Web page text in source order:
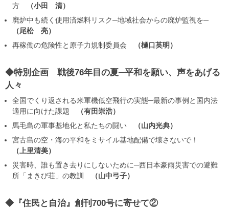
方
小田 清
廃炉中も続く使用済燃料リスク─地域社会からの廃炉監視を─
尾松 亮
再稼働の危険性と原子力規制委員会
樋口英明
◆特別企画 戦後76年目の夏─平和を願い、声をあげる
人々
全国でくり返される米軍機低空飛行の実態─最新の事例と国内法
適用に向けた課題
有田崇浩
馬毛島の軍事基地化と私たちの闘い
山内光典
宮古島の空・海の平和をミサイル基地配備で壊さないで！
上里清美
災害時、誰も置き去りにしないために─西日本豪雨災害での避難
所「まきび荘」の教訓
山中弓子
◆『住民と自治』創刊700号に寄せて②